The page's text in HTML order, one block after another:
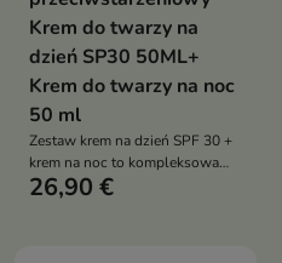
Krem do twarzy na
dzień SP30 50ML+
Krem do twarzy na noc
50 ml
Zestaw krem na dzień SPF 30 +
krem na noc to kompleksowa
pielęgnacja
26,90 €